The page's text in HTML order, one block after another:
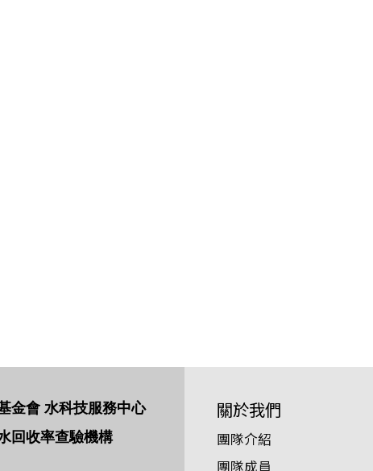
金會 水科技服務中心
回收率查驗機構
關於我們
團隊介紹
團隊成員